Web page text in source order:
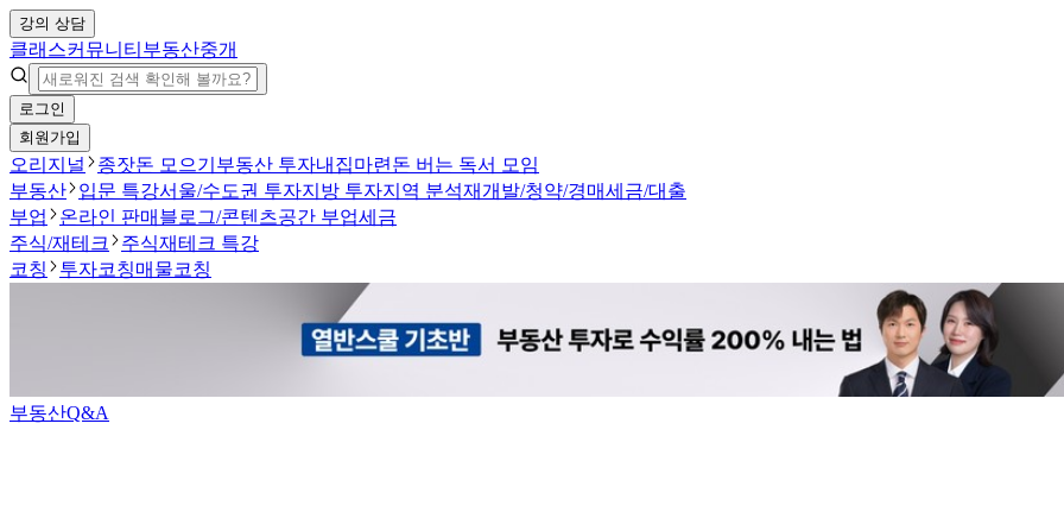
강의 상담
클래스커뮤니티 부동산중개
로그인
회원가입
오리지널 종잣돈 모으기 부동산 투자내집마련 돈 버는 독서 모임
부동산
입문 특강서울/수도권 투자지방 투자지역 분석재개발/청약/경매세금/대출
부업
온라인 판매 블로그/콘텐츠공간 부업세금
주식/재테크
주식재테크 특강
코칭
투자코칭매물코칭
부동산Q&A